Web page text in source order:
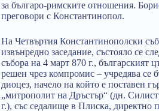
за българо-римските отношения.
преговори с Константинопол.
На Четвъртия Константинополски
извънредно заседание, състояло се
събора на 4 март 870 г., българският
решен чрез компромис – учредява се
диоцез, начело на който е поставен
„митрополит на Дръстър“ (дн.
г.), със седалище в Плиска, директно